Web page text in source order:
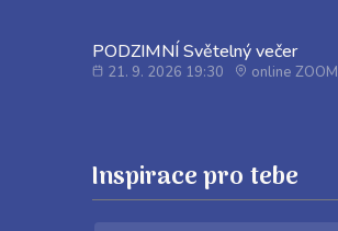
PODZIMNÍ Světelný večer
21. 9. 2026 19:30 online ZOOM
Inspirace pro tebe